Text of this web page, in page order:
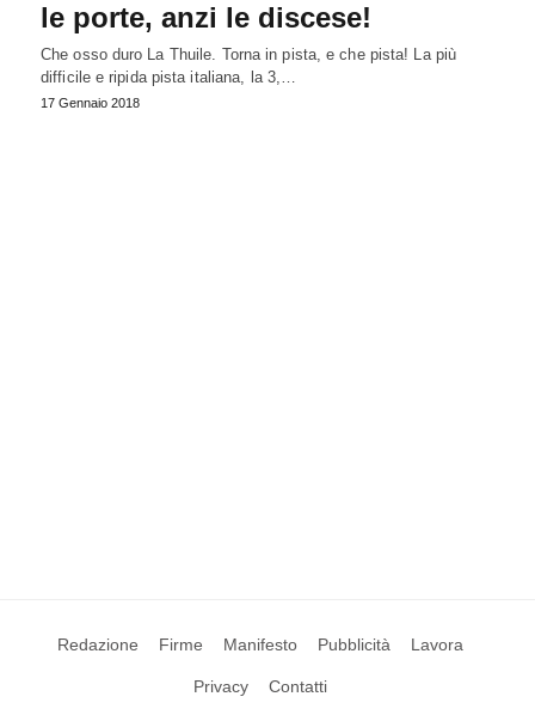
le porte, anzi le discese!
Che osso duro La Thuile. Torna in pista, e che pista! La più
difficile e ripida pista italiana, la 3,…
17 Gennaio 2018
Redazione Firme Manifesto Pubblicità Lavora
Privacy Contatti